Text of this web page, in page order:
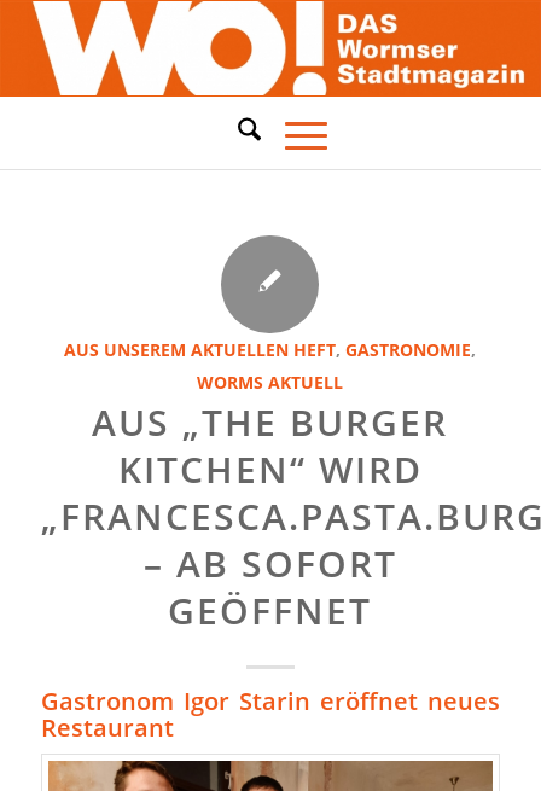
AUS UNSEREM AKTUELLEN HEFT,GASTRONOMIE,
WORMS AKTUELL
AUS „THE BURGER
KITCHEN“ WIRD
– AB SOFORT
GEÖFFNET
Gastronom Igor Starin eröffnet neues
Restaurant